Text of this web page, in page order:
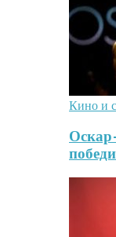
Кино и